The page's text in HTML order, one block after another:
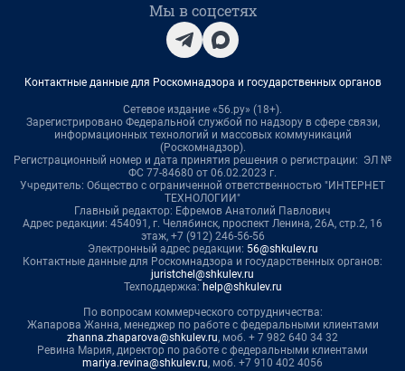
Мы в соцсетях
Контактные данные для Роскомнадзора и государственных органов
Сетевое издание «56.ру» (18+).
Зарегистрировано Федеральной службой по надзору в сфере связи,
информационных технологий и массовых коммуникаций
(Роскомнадзор).
Регистрационный номер и дата принятия решения о регистрации: ЭЛ №
ФС 77-84680 от 06.02.2023 г.
Учредитель: Общество с ограниченной ответственностью "ИНТЕРНЕТ
ТЕХНОЛОГИИ"
Главный редактор: Ефремов Анатолий Павлович
Адрес редакции: 454091, г. Челябинск, проспект Ленина, 26А, стр.2, 16
этаж, +7 (912) 246-56-56
Электронный адрес редакции: 56@shkulev.ru
Контактные данные для Роскомнадзора и государственных органов:
juristchel@shkulev.ru
Техподдержка: help@shkulev.ru
По вопросам коммерческого сотрудничества:
Жапарова Жанна, менеджер по работе с федеральными клиентами
zhanna.zhaparova@shkulev.ru, моб. + 7 982 640 34 32
Ревина Мария, директор по работе с федеральными клиентами
mariya.revina@shkulev.ru, моб. +7 910 402 4056